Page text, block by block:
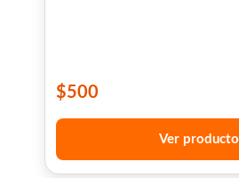
$500
Ver producto